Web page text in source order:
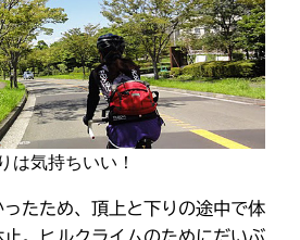
は気持ちいい！
たため、頂上と下りの途中で体
。ヒルクライムのためにだいぶ